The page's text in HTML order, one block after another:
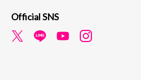
Official SNS